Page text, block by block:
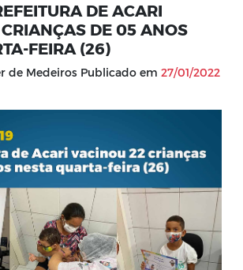
DE ACARI
DE 05 ANOS
FEIRA (26)
de Medeiros Publicado em 27/01/2022